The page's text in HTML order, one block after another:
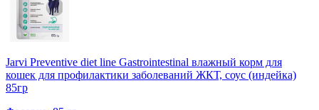
Jarvi Preventive diet line Gastrointestinal влажный корм для
кошек для профилактики заболеваний ЖКТ, соус (индейка)
85гр